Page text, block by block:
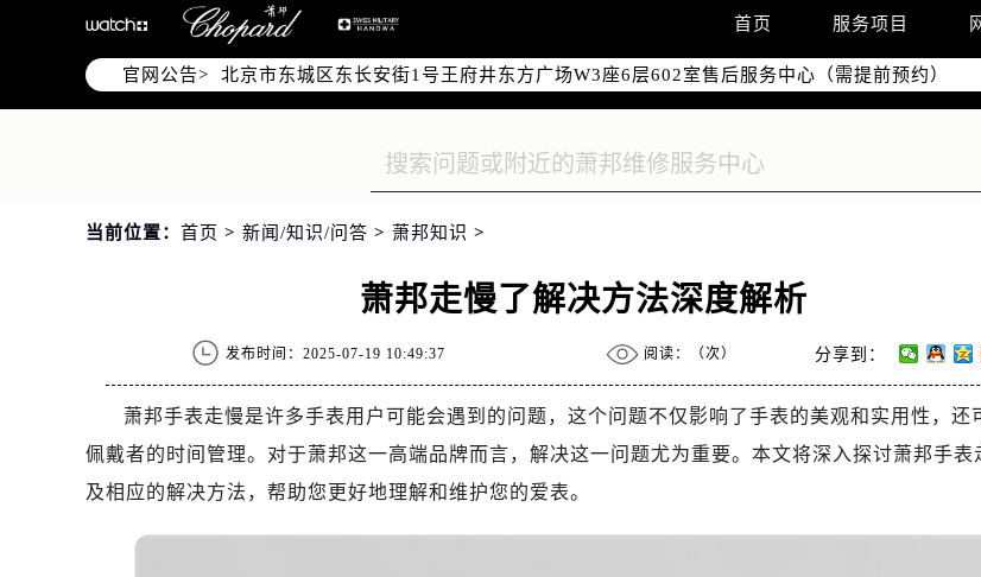
首页 服务项目
官网公告>
北京市朝阳区建国门外大街甲6号华熙国际中心写字楼D座11层1102室（需提前预约）
北京市朝阳区建国门外大街甲6号华熙国际中心D座11层1102室售后服务中心（需提前预约
北京市东城区东长安街1号王府井东方广场W3座6层602室售后服务中心（需提前预约）
节假日正常营业！
当前位置： 首页 > 新闻/知识/问答 > 萧邦知识 >
萧邦走慢了解决方法深度解析
发布时间：2025-07-19 10:49:37 阅读：（次） 分享到：
萧邦手表走慢是许多手表用户可能会遇到的问题，这个问题不仅影响了手表的美观和实用性，还
佩戴者的时间管理。对于萧邦这一高端品牌而言，解决这一问题尤为重要。本文将深入探讨萧邦手表
及相应的解决方法，帮助您更好地理解和维护您的爱表。